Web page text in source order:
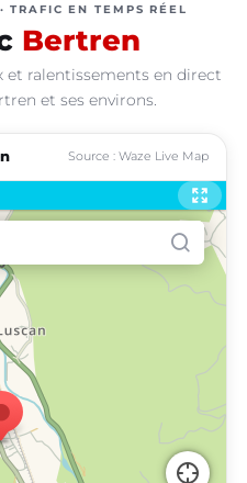
TRAFIC EN TEMPS RÉEL
Bertren
et ralentissements en direct
et ses environs.
Source : Waze Live Map